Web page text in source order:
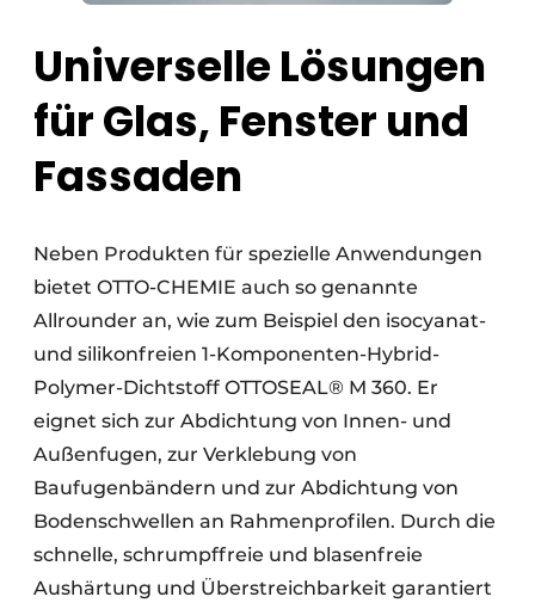
Universelle Lösungen
für Glas, Fenster und
Fassaden
Neben Produkten für spezielle Anwendungen
bietet OTTO-CHEMIE auch so genannte
Allrounder an, wie zum Beispiel den isocyanat-
und silikonfreien 1-Komponenten-Hybrid-
Polymer-Dichtstoff OTTOSEAL® M 360. Er
eignet sich zur Abdichtung von Innen- und
Außenfugen, zur Verklebung von
Baufugenbändern und zur Abdichtung von
Bodenschwellen an Rahmenprofilen. Durch die
schnelle, schrumpffreie und blasenfreie
Aushärtung und Überstreichbarkeit garantiert